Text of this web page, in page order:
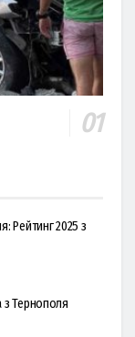
Рейтинг 2025 з
з Тернополя